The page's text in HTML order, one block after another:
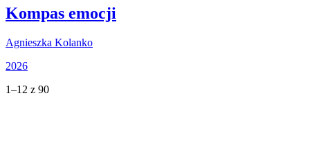
Kompas emocji
Agnieszka Kolanko
2026
1–12 z 90